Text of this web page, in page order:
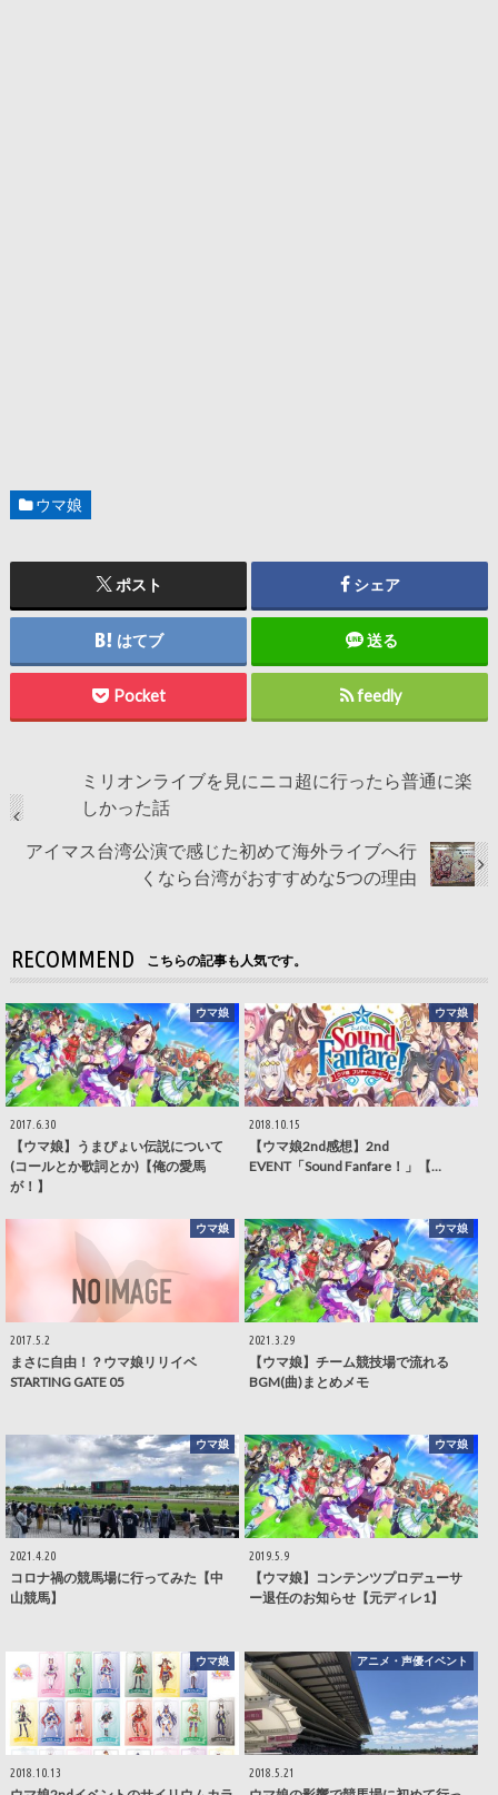
ウマ娘
ポスト シェア
はてブ 送る
Pocket feedly
ミリオンライブを見にニコ超に行ったら普通に楽
しかった話
アイマス台湾公演で感じた初めて海外ライブへ行
くなら台湾がおすすめな5つの理由
RECOMMEND こちらの記事も人気です。
ウマ娘
2017.6.30
【ウマ娘】うまぴょい伝説について
(コールとか歌詞とか)【俺の愛馬
が！】
ウマ娘
2018.10.15
【ウマ娘2nd感想】2nd
EVENT「Sound Fanfare！」【…
ウマ娘
2017.5.2
まさに自由！？ウマ娘リリイベ
STARTING GATE 05
ウマ娘
2021.3.29
【ウマ娘】チーム競技場で流れる
BGM(曲)まとめメモ
ウマ娘
2021.4.20
コロナ禍の競馬場に行ってみた【中
山競馬】
ウマ娘
2019.5.9
【ウマ娘】コンテンツプロデューサ
ー退任のお知らせ【元ディレ1】
ウマ娘
2018.10.13
アニメ・声優イベント
2018.5.21